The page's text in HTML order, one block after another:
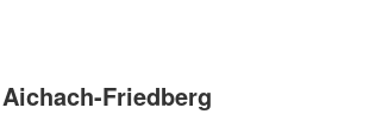
Friedberg